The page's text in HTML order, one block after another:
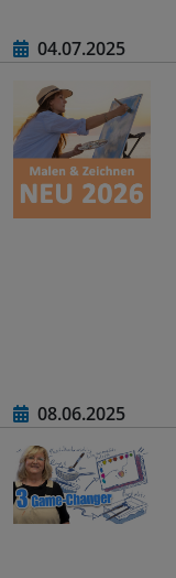
04.07.2025
08.06.2025